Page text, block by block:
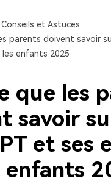
et Astuces
parents doivent savoir
enfants 2025
que les
savoir
et ses
enfants